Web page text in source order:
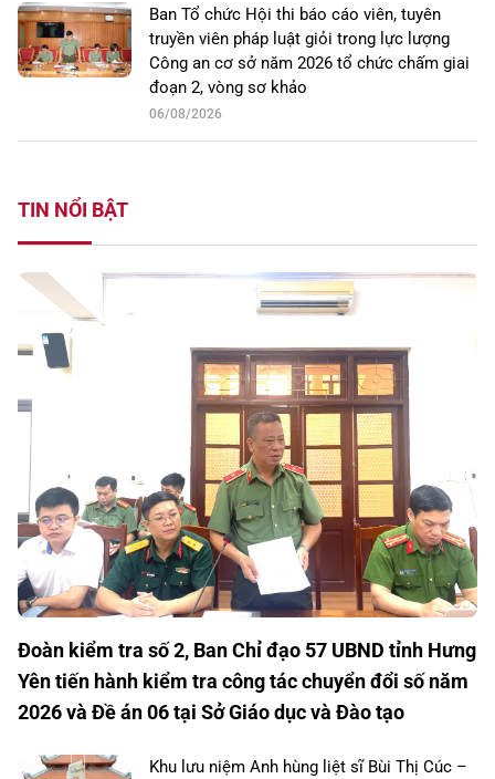
Ban Tổ chức Hội thi báo cáo viên, tuyên
truyền viên pháp luật giỏi trong lực lượng
Công an cơ sở năm 2026 tổ chức chấm giai
đoạn 2, vòng sơ khảo
06/08/2026
TIN NỔI BẬT
Đoàn kiểm tra số 2, Ban Chỉ đạo 57 UBND tỉnh Hưng
Yên tiến hành kiểm tra công tác chuyển đổi số năm
2026 và Đề án 06 tại Sở Giáo dục và Đào tạo
Khu lưu niệm Anh hùng liệt sĩ Bùi Thị Cúc –